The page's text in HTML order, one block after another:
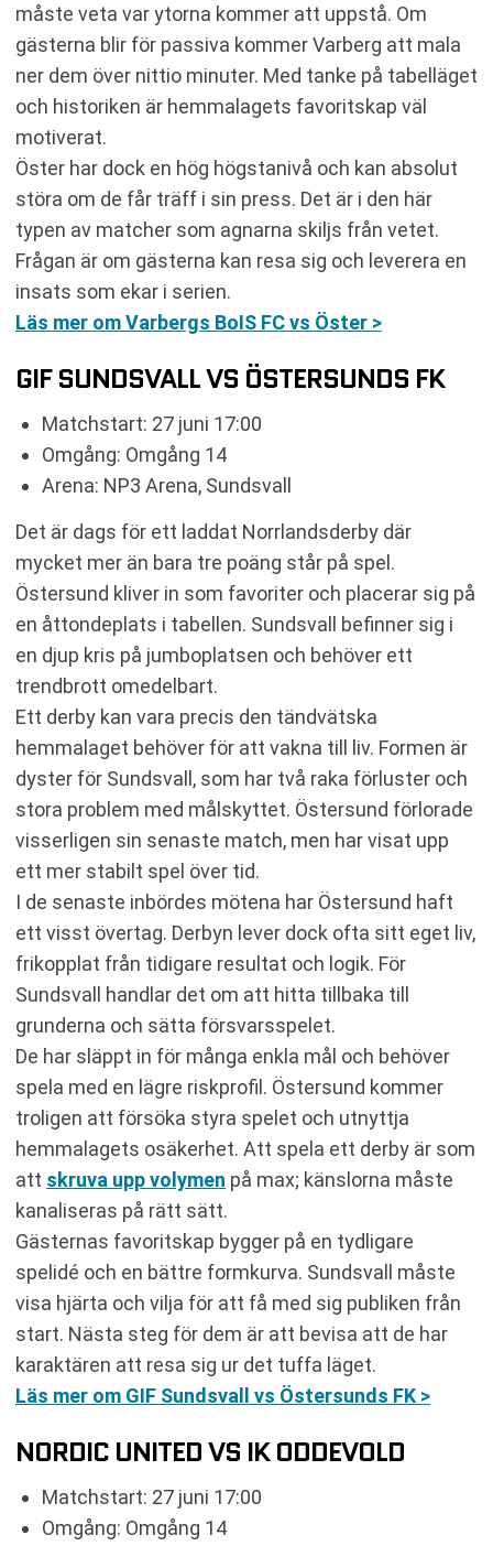
måste veta var ytorna kommer att uppstå. Om
gästerna blir för passiva kommer Varberg att mala
ner dem över nittio minuter. Med tanke på tabelläget
och historiken är hemmalagets favoritskap väl
motiverat.
Öster har dock en hög högstanivå och kan absolut
störa om de får träff i sin press. Det är i den här
typen av matcher som agnarna skiljs från vetet.
Frågan är om gästerna kan resa sig och leverera en
insats som ekar i serien.
Läs mer om Varbergs BoIS FC vs Öster >
GIF SUNDSVALL VS ÖSTERSUNDS FK
Matchstart: 27 juni 17:00
Omgång: Omgång 14
Arena: NP3 Arena, Sundsvall
Det är dags för ett laddat Norrlandsderby där
mycket mer än bara tre poäng står på spel.
Östersund kliver in som favoriter och placerar sig på
en åttondeplats i tabellen. Sundsvall befinner sig i
en djup kris på jumboplatsen och behöver ett
trendbrott omedelbart.
Ett derby kan vara precis den tändvätska
hemmalaget behöver för att vakna till liv. Formen är
dyster för Sundsvall, som har två raka förluster och
stora problem med målskyttet. Östersund förlorade
visserligen sin senaste match, men har visat upp
ett mer stabilt spel över tid.
I de senaste inbördes mötena har Östersund haft
ett visst övertag. Derbyn lever dock ofta sitt eget liv,
frikopplat från tidigare resultat och logik. För
Sundsvall handlar det om att hitta tillbaka till
grunderna och sätta försvarsspelet.
De har släppt in för många enkla mål och behöver
spela med en lägre riskprofil. Östersund kommer
troligen att försöka styra spelet och utnyttja
hemmalagets osäkerhet. Att spela ett derby är som
att skruva upp volymen på max; känslorna måste
kanaliseras på rätt sätt.
Gästernas favoritskap bygger på en tydligare
spelidé och en bättre formkurva. Sundsvall måste
visa hjärta och vilja för att få med sig publiken från
start. Nästa steg för dem är att bevisa att de har
karaktären att resa sig ur det tuffa läget.
Läs mer om GIF Sundsvall vs Östersunds FK >
NORDIC UNITED VS IK ODDEVOLD
Matchstart: 27 juni 17:00
Omgång: Omgång 14